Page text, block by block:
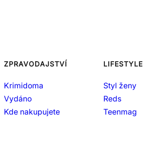
ZPRAVODAJSTVÍ
Krimidoma
Vydáno
Kde nakupujete
LIFESTYLE
Styl ženy
Reds
Teenmag